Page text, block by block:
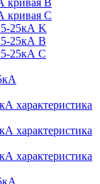
кривая С
25кА K
25кА В
25кА С
характеристика
характеристика
характеристика